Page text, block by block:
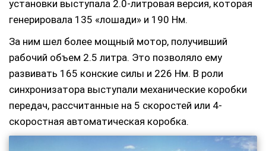
установки выступала 2.0-литровая версия, которая
генерировала 135 «лошади» и 190 Нм.
За ним шел более мощный мотор, получивший
рабочий объем 2.5 литра. Это позволяло ему
развивать 165 конские силы и 226 Нм. В роли
синхронизатора выступали механические коробки
передач, рассчитанные на 5 скоростей или 4-
скоростная автоматическая коробка.